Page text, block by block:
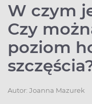
W czym
Czy
poziom
Autor: Joanna Mazurek